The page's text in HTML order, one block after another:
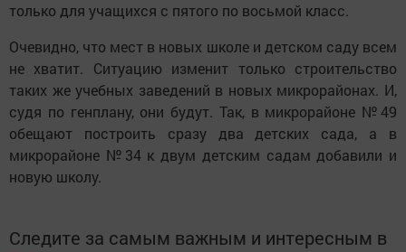
только для учащихся с пятого по восьмой класс.
Очевидно, что мест в новых школе и детском саду всем
не хватит. Ситуацию изменит только строительство
таких же учебных заведений в новых микрорайонах. И,
судя по генплану, они будут. Так, в микрорайоне №49
обещают построить сразу два детских сада, а в
микрорайоне №34 к двум детским садам добавили и
новую школу.
Следите за самым важным и интересным в